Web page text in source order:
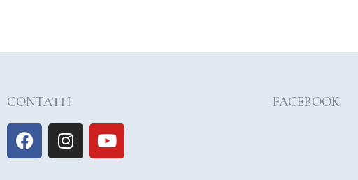
CONTATTI
F
a
I
n
Y
o
FACEBOOK